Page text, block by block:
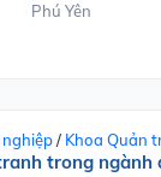
Phú Yên
/ Khoa Quản
trong ngành